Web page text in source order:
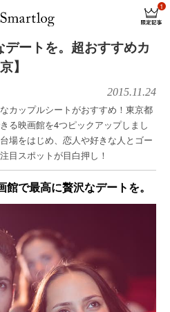
ートを。超おすすめカ
】
2015.11.24
カップルシートがおすすめ！東京都
る映画館を4つピックアップしまし
場をはじめ、恋人や好きな人とゴー
目スポットが目白押し！
で最高に贅沢なデートを。